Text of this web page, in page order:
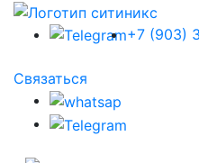
+7 (903)
Связаться